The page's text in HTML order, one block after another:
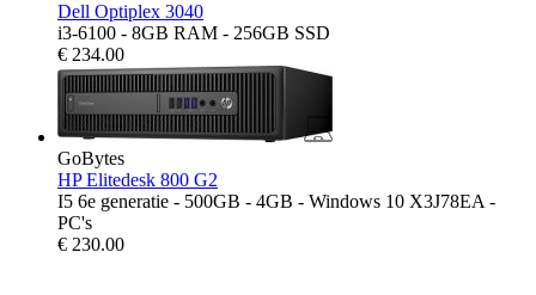
Dell Optiplex 3040
i3-6100 - 8GB RAM - 256GB SSD
€ 234.00
GoBytes
HP Elitedesk 800 G2
I5 6e generatie - 500GB - 4GB - Windows 10 X3J78EA -
PC's
€ 230.00